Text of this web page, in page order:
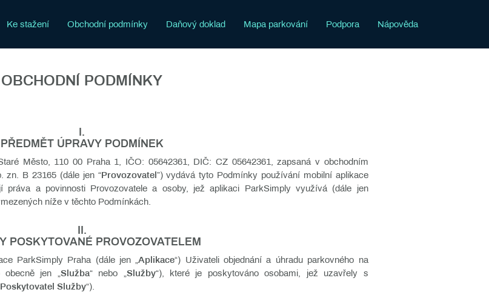
Ke stažení Obchodní podmínky Daňový doklad Mapa parkování Podpora Nápověda
OBCHODNÍ PODMÍNKY
I.
PŘEDMĚT ÚPRAVY PODMÍNEK
Město, 110 00 Praha 1, IČO: 05642361, DIČ: CZ 05642361, zapsaná v obchodním
zn. B 23165 (dále jen “Provozovatel ”) vydává tyto Podmínky používání mobilní aplikace
práva a povinnosti Provozovatele a osoby, jež aplikaci ParkSimply využívá (dále jen
níže v těchto Podmínkách.
II.
POSKYTOVANÉ PROVOZOVATELEM
ParkSimply Praha (dále jen „Aplikace“) Uživateli objednání a úhradu parkovného na
jen „ Služba“ nebo „ Služby“), které je poskytováno osobami, jež uzavřely s
Poskytovatel Služby“).